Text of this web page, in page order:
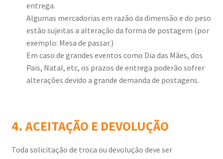
entrega.
Algumas mercadorias em razão da dimensão e do peso
estão sujeitas a alteração da forma de postagem (por
exemplo: Mesa de passar.)
Em caso de grandes eventos como Dia das Mães, dos
Pais, Natal, etc, os prazos de entrega poderão sofrer
alterações devido a grande demanda de postagens.
4. ACEITAÇÃO E DEVOLUÇÃO
Toda solicitação de troca ou devolução deve ser